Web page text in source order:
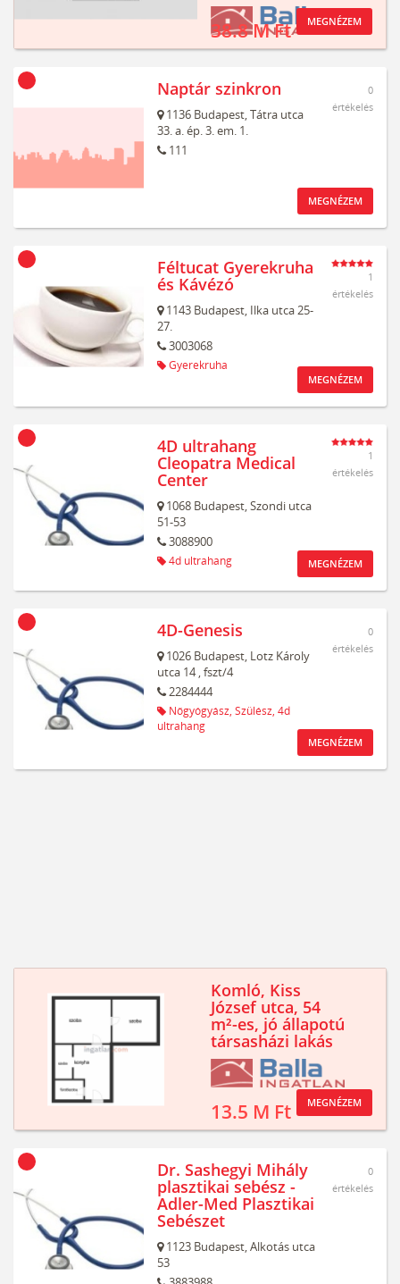
38.8 M Ft MEGNÉZEM
Naptár szinkron
1136 Budapest,Tátra utca
33. a. ép. 3. em. 1.
111
0
értékelés
MEGNÉZEM
Féltucat Gyerekruha
és Kávézó
1143 Budapest, Ilka utca 25-
27.
3003068
Gyerekruha
1
értékelés
MEGNÉZEM
4D ultrahang
Cleopatra Medical
Center
1068 Budapest,Szondi utca
51-53
3088900
4d ultrahang
1
értékelés
MEGNÉZEM
4D-Genesis
1026 Budapest, Lotz Károly
utca 14, fszt/4
2284444
Nőgyógyász, Szülész, 4d
ultrahang
0
értékelés
MEGNÉZEM
Komló, Kiss
József utca, 54
m²-es, jó állapotú
társasházi lakás
13.5 M Ft MEGNÉZEM
Dr. Sashegyi Mihály
plasztikai sebész -
Adler-Med Plasztikai
Sebészet
1123 Budapest,Alkotás utca
53
0
értékelés